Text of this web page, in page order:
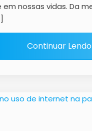
nossas vidas. Da
Continuar Lendo